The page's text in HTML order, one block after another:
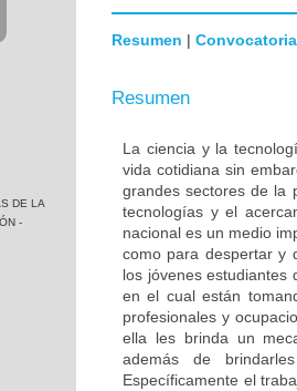
DE LA
-
Resumen | Convocatoria
Resumen
La ciencia y la
vida cotidiana sin
grandes sectores de la
tecnologías y el
nacional es un medio
como para despertar y
los jóvenes estudiantes
en el cual están
profesionales y
ella les brinda un
además de
Específicamente el